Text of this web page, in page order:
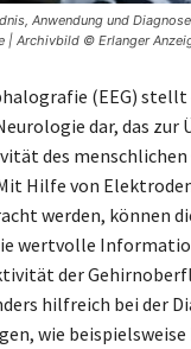
Anwendung und
| Archivbild © Erlanger
(EEG)
dar, das zur
des menschlichen
Hilfe von
werden, können
wertvolle
der
hilfreich bei der
wie beispielsweise